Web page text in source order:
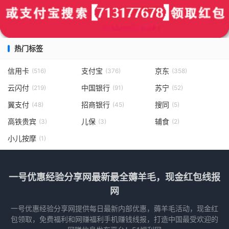
热门标签
信用卡 (516) 支付宝 (376) 京东 (358)
云闪付 (219) 中国银行 (91) 苏宁 (52)
翼支付 (48) 招商银行 (45) 搜同 (5)
高铁贵宾 (3) 儿保 (3) 辅食 (2)
小儿按摩 (1)
一号优惠经验分享网最新最全薅羊毛，现金红包线报
网
一号优惠经验分享网提供每日最新内部优惠，薅羊毛活动，现金红
包领取，免费福利和网赚福利手机赚钱线报，打造中国最受欢迎的